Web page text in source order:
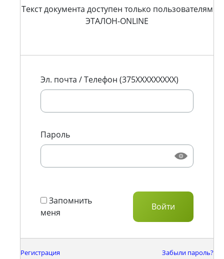
Текст документа доступен только пользователям
ЭТАЛОН-ONLINE
Эл. почта / Телефон (375XXXXXXXXX)
Пароль
Запомнить
меня
Регистрация Забыли пароль?